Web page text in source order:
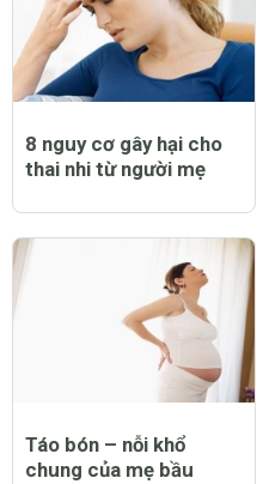
8 nguy cơ gây hại cho
thai nhi từ người mẹ
Táo bón – nỗi khổ
chung của mẹ bầu